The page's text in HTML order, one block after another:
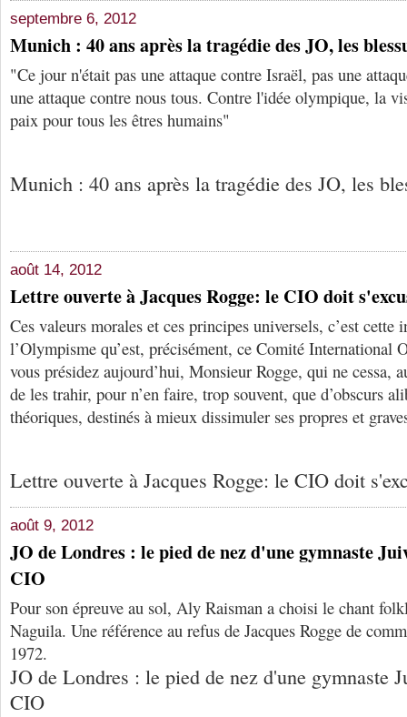
septembre 6, 2012
Munich : 40 ans après la tragédie des JO, les
"Ce jour n'était pas une attaque contre Israël, pas une
une attaque contre nous tous. Contre l'idée olympique, la
paix pour tous les êtres humains"
Munich : 40 ans après la tragédie des JO, les
août 14, 2012
Lettre ouverte à Jacques Rogge: le CIO doit
Ces valeurs morales et ces principes universels, c’est cette
l’Olympisme qu’est, précisément, ce Comité International
vous présidez aujourd’hui, Monsieur Rogge, qui ne cessa,
de les trahir, pour n’en faire, trop souvent, que d’obscurs
théoriques, destinés à mieux dissimuler ses propres et
Lettre ouverte à Jacques Rogge: le CIO doit
août 9, 2012
JO de Londres : le pied de nez d'une gymnaste
CIO
Pour son épreuve au sol, Aly Raisman a choisi le chant
Naguila. Une référence au refus de Jacques Rogge de
1972.
JO de Londres : le pied de nez d'une gymnaste
CIO